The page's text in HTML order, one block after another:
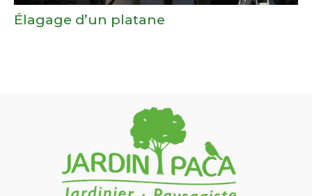
Élagage d’un platane